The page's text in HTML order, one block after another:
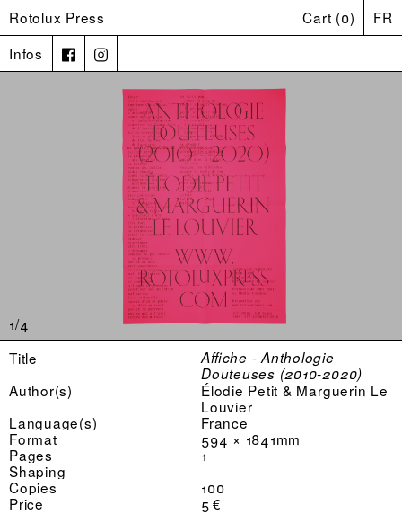
Rotolux Press
Infos
Cart (0) FR
1/4
Title
Affiche - Anthologie
Douteuses (2010-2020)
Author(s)
Élodie Petit & Marguerin Le
Louvier
Language(s)
France
Format
594 × 1841mm
Pages
1
Shaping
Copies
100
Price
5 €